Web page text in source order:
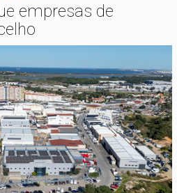
empresas de